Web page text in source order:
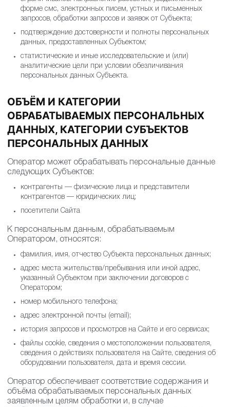
форме смс, электронных писем, устных и письменных
запросов, обработки запросов и заявок от Субъекта;
подтверждение достоверности и полноты персональных
данных, предоставленных Субъектом;
статистические и иные исследовательские и (или)
аналитические цели при условии обезличивания
персональных данных Субъекта.
ОБЪЁМ И КАТЕГОРИИ
ОБРАБАТЫВАЕМЫХ ПЕРСОНАЛЬНЫХ
ДАННЫХ, КАТЕГОРИИ СУБЪЕКТОВ
ПЕРСОНАЛЬНЫХ ДАННЫХ
Оператор может обрабатывать персональные данные
следующих Субъектов:
контрагенты — физические лица и представители
контрагентов — юридических лиц;
посетители Сайта
К персональным данным, обрабатываемым
Оператором, относятся:
фамилия, имя, отчество Субъекта персональных данных;
адрес места жительства/пребывания или иной адрес,
указанный Субъектом при заключении договоров с
Оператором;
номер мобильного телефона;
адрес электронной почты (email);
история запросов и просмотров на Сайте и его сервисах;
файлы cookie, сведения о местоположении пользователя,
сведения о действиях пользователя на Сайте, сведения об
оборудовании пользователя, дата и время сессии.
Оператор обеспечивает соответствие содержания и
объёма обрабатываемых персональных данных
заявленным целям обработки и, в случае